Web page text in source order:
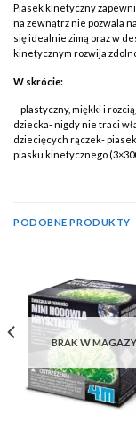
Piasek kinetyczny
na zewnątrz nie pozwala
się idealnie zimą oraz w
kinetycznym rozwija
W skrócie:
– plastyczny, miękki i
dziecka- nigdy nie traci
dziecięcych rączek-
piasku kinetycznego
PODOBNE PRODUKTY
BRAK W